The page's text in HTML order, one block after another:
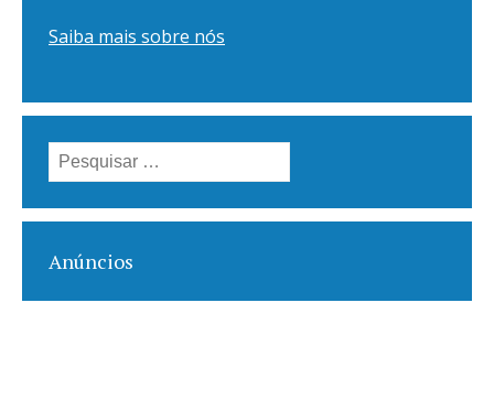
Saiba mais sobre nós
Pesquisar
por:
Anúncios